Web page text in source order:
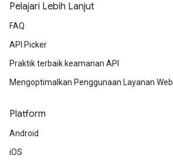
Pelajari Lebih Lanjut
FAQ
API Picker
Praktik terbaik keamanan API
Mengoptimalkan Penggunaan Layanan Web
Platform
Android
iOS